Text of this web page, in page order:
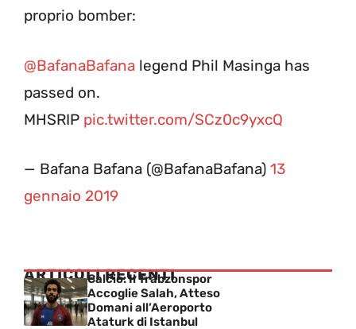
proprio bomber:
@BafanaBafana legend Phil Masinga has
passed on.
MHSRIP pic.twitter.com/SCz0c9yxcQ
— Bafana Bafana (@BafanaBafana) 13
gennaio 2019
ARTICOLI RECENTI
Calcio: Il Trabzonspor
Accoglie Salah, Atteso
Domani all’Aeroporto
Ataturk di Istanbul